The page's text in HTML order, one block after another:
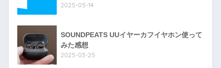
2025-05-14
SOUNDPEATS UUイヤーカフイヤホン使って
みた感想
2025-03-25